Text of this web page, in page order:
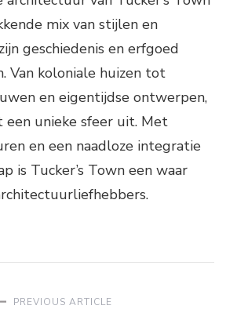
mix van stijlen en
geschiedenis en erfgoed
Van koloniale huizen tot
en eigentijdse ontwerpen,
een unieke sfeer uit. Met
en een naadloze integratie
is Tucker’s Town een waar
PREVIOUS ARTICLE